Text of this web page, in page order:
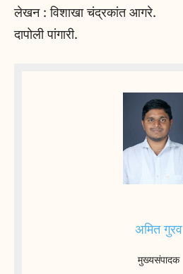
लेखन : विशाखा चंद्रकांत आगरे.
दापोली पांगारी.
अमित गुरव
मुख्यसंपादक